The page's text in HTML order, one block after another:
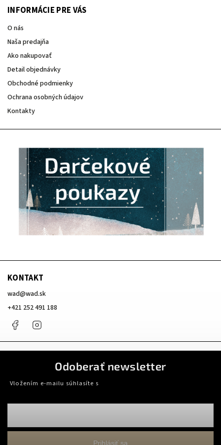
INFORMÁCIE PRE VÁS
O nás
Naša predajňa
Ako nakupovať
Detail objednávky
Obchodné podmienky
Ochrana osobných údajov
Kontakty
KONTAKT
wad@wad.sk
+421 252 491 188
Facebook
Odoberať newsletter
Vložením e-mailu súhlasíte s
Prihlásiť sa